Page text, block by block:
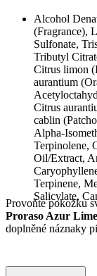
Alcohol
(Fragrance),
Sulfonate,
Tributyl
Citrus limon
aurantium
Citrus
cablin
Alpha-
Terpinolene,
Oil/Extract,
Terpinene,
Salicylate,
Provoňte pokožku
Proraso Azur Lime
doplněné náznaky